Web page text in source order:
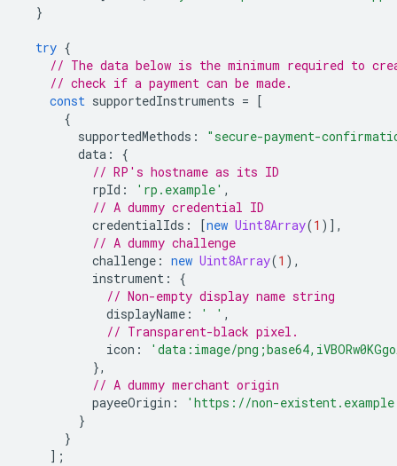
}
try {
// The data below is the minimum required to
// check if a payment can be made.
const supportedInstruments =
[
{
supportedMethods :
"secure-payment-
data :
{
// RP's hostname as its ID
rpId : 'rp.example' ,
// A dummy credential ID
credentialIds : [new Uint8Array(1 )],
// A dummy challenge
challenge : new Uint8Array(1 ),
instrument :
{
// Non-empty display name string
displayName : ' ' ,
// Transparent-black pixel.
icon :
'data:image/
},
// A dummy merchant origin
payeeOrigin :
'https://non-
}
}
];